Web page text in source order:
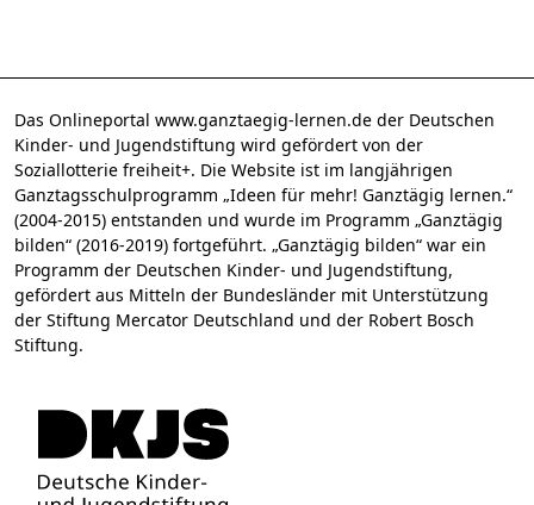
Das Onlineportal www.ganztaegig-lernen.de der Deutschen
Kinder- und Jugendstiftung wird gefördert von der
Soziallotterie freiheit+. Die Website ist im langjährigen
Ganztagsschulprogramm „Ideen für mehr! Ganztägig lernen.“
(2004-2015) entstanden und wurde im Programm „Ganztägig
bilden“ (2016-2019) fortgeführt. „Ganztägig bilden“ war ein
Programm der Deutschen Kinder- und Jugendstiftung,
gefördert aus Mitteln der Bundesländer mit Unterstützung
der Stiftung Mercator Deutschland und der Robert Bosch
Stiftung.